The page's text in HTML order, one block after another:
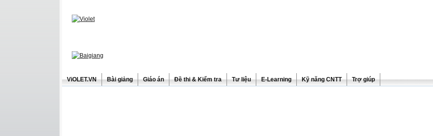
ViOLET.VN Bài giảng Giáo án Đề thi & Kiểm tra Tư liệu E-Learning Kỹ năng CNTT Trợ giúp